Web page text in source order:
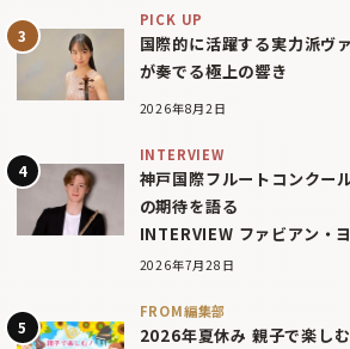
PICK UP
国際的に活躍する実力派ヴ
が奏でる極上の響き
2026年8月2日
INTERVIEW
神戸国際フルートコンクー
の期待を語る
INTERVIEW ファビアン・
2026年7月28日
FROM編集部
2026年夏休み 親子で楽し